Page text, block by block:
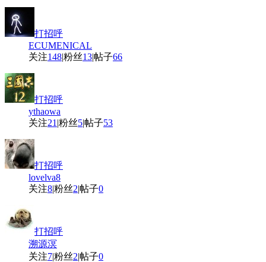
打招呼
ECUMENICAL
关注148|粉丝13|帖子66
打招呼
ythaowa
关注21 |粉丝5|帖子53
打招呼
lovelva8
关注8|粉丝2|帖子0
打招呼
溯源溟
关注7|粉丝2|帖子0